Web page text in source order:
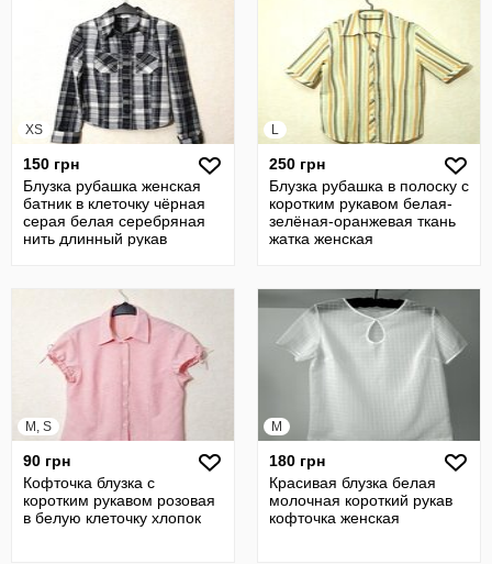
XS
150 грн
Блузка рубашка женская
батник в клеточку чёрная
серая белая серебряная
нить длинный рукав
L
250 грн
Блузка рубашка в полоску с
коротким рукавом белая-
зелёная-оранжевая ткань
жатка женская
M, S
90 грн
Кофточка блузка с
коротким рукавом розовая
в белую клеточку хлопок
M
180 грн
Красивая блузка белая
молочная короткий рукав
кофточка женская